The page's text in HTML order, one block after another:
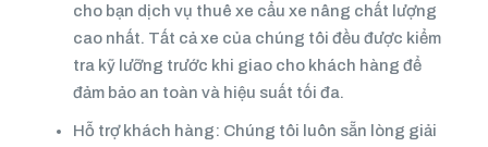
cho bạn dịch vụ thuê xe cẩu xe nâng chất lượng
cao nhất. Tất cả xe của chúng tôi đều được kiểm
tra kỹ lưỡng trước khi giao cho khách hàng để
đảm bảo an toàn và hiệu suất tối đa.
Hỗ trợ khách hàng: Chúng tôi luôn sẵn lòng giải